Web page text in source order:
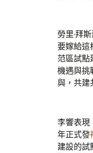
勞里·拜
要嫁給這
范區試點
機遇與挑
與，共建
李響表現
年正式發
建設的試